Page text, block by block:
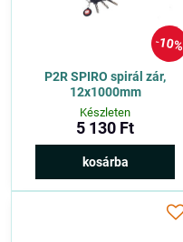
10%
P2R SPIRO spirál zár,
12x1000mm
Készleten
5 130 Ft
kosárba